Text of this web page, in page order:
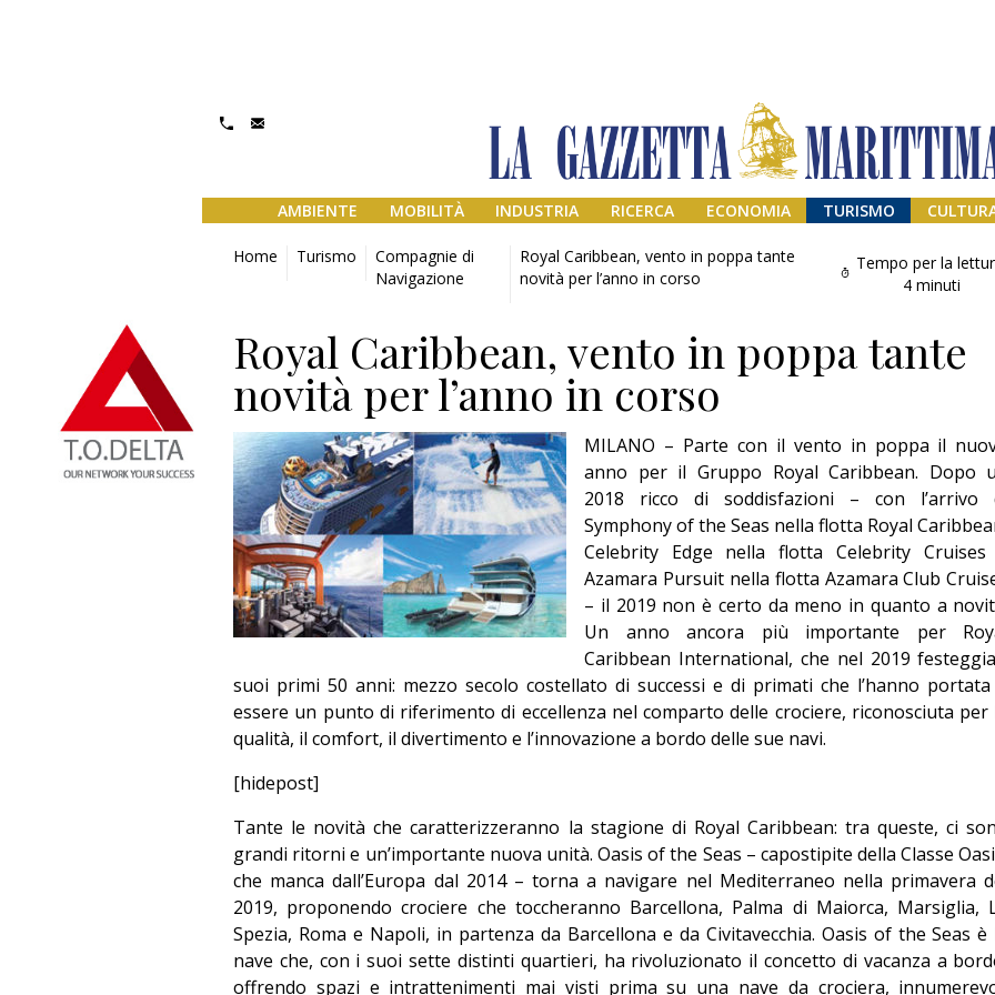
AMBIENTE MOBILITÀ INDUSTRIA RICERCA ECONOMIA TURISMO
Home Turismo
Compagnie di
Navigazione
Royal Caribbean, vento in poppa tante
novità per l’anno in corso
Tempo per la
4 minuti
Royal Caribbean, vento in poppa tante
novità per l’anno in corso
MILANO – Parte con il vento in poppa il
anno per il Gruppo Royal Caribbean. Dopo
2018 ricco di soddisfazioni – con l’arrivo
Symphony of the Seas nella flotta Royal
Celebrity Edge nella flotta Celebrity Cruises
Azamara Pursuit nella flotta Azamara Club
– il 2019 non è certo da meno in quanto a
Un anno ancora più importante per
Caribbean International, che nel 2019
suoi primi 50 anni: mezzo secolo costellato di successi e di primati che l’hanno portata
essere un punto di riferimento di eccellenza nel comparto delle crociere, riconosciuta per
qualità, il comfort, il divertimento e l’innovazione a bordo delle sue navi.
[hidepost]
Tante le novità che caratterizzeranno la stagione di Royal Caribbean: tra queste, ci
grandi ritorni e un’importante nuova unità. Oasis of the Seas – capostipite della Classe
che manca dall’Europa dal 2014 – torna a navigare nel Mediterraneo nella primavera
2019, proponendo crociere che toccheranno Barcellona, Palma di Maiorca, Marsiglia,
Spezia, Roma e Napoli, in partenza da Barcellona e da Civitavecchia. Oasis of the Seas è
nave che, con i suoi sette distinti quartieri, ha rivoluzionato il concetto di vacanza a
offrendo spazi e intrattenimenti mai visti prima su una nave da crociera,
Addio amico
Giorgio
Editoriale